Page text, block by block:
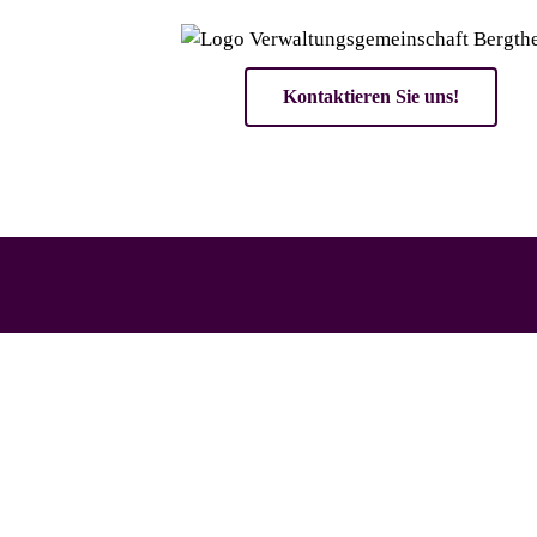
Kontaktieren Sie uns!